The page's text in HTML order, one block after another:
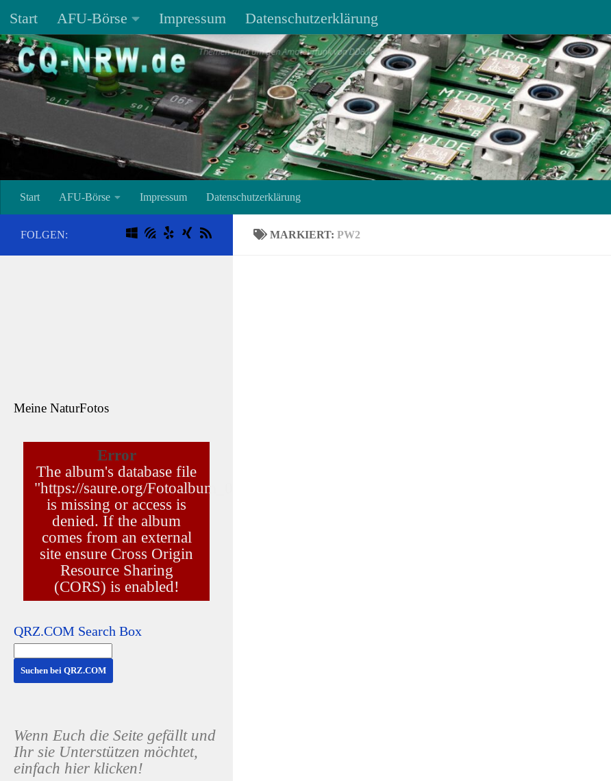
Unter dem Inhalt
Start AFU-Börse Impressum Datenschutzerklärung
Start AFU-Börse Impressum Datenschutzerklärung
MARKIERT: PW2
FOLGEN:
Meine NaturFotos
QRZ.COM Search Box
Wenn Euch die Seite gefällt und
Ihr sie Unterstützen möchtet,
einfach hier klicken!